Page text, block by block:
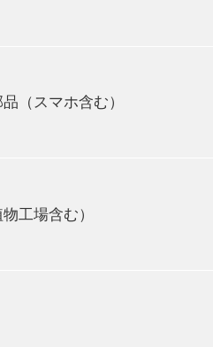
進められてきました。安川
います。
てシートの骨組にはアーク
ト、シートやウィンドウの
す。
、自動車業界は大きな変化
ず、サーボ・インバータが活
（スマホ含む）
その製造工程では精密な動
り、半導体ウエハーの搬送
ン製造、５G基地局、自動
は、サーボモータが使用さ
、様々な製造現場で当社製
物工場含む）
へのニーズが高まっています
食材の投入、パッケージン
に適した当社のロボットが